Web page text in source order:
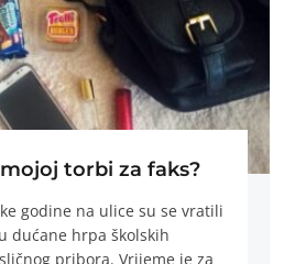
torbi za faks?
godine na ulice su se vratili
dućane hrpa školskih
pribora. Vrijeme je za